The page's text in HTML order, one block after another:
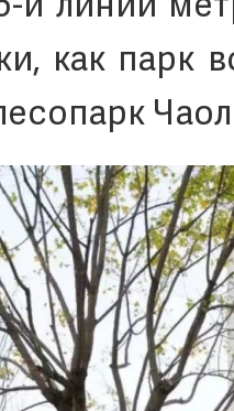
как парк